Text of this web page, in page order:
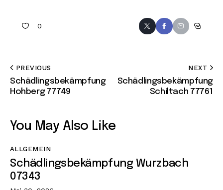
0
PREVIOUS
Schädlingsbekämpfung
Hohberg 77749
NEXT
Schädlingsbekämpfung
Schiltach 77761
You May Also Like
ALLGEMEIN
Schädlingsbekämpfung Wurzbach
07343